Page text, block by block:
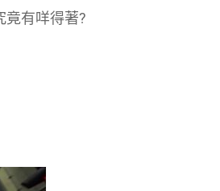
竟有咩得著?